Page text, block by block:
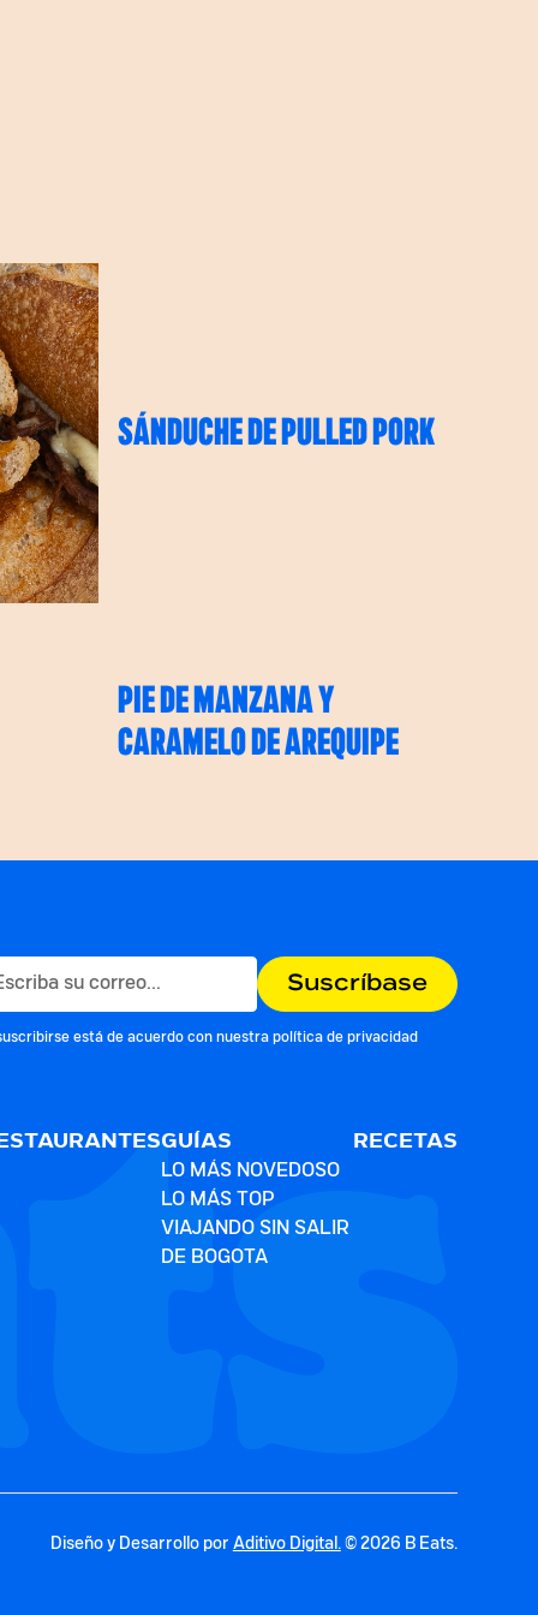
SÁNDUCHE DE PULLED PORK
PIE DE MANZANA Y
CARAMELO DE AREQUIPE
está de acuerdo con nuestra política de privacidad
GUÍAS
LO MÁS NOVEDOSO
LO MÁS TOP
VIAJANDO SIN SALIR
DE BOGOTA
RECETAS
Diseño y Desarrollo por Aditivo Digital.© 2026 B Eats.